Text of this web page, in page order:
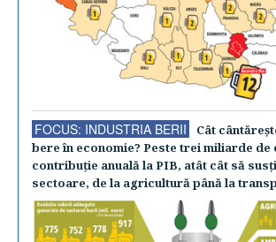
FOCUS: INDUSTRIA BERII
Cât
bere în economie? Peste trei miliarde de
contribuţie anuală la PIB, atât cât să
sectoare, de la agricultură până la